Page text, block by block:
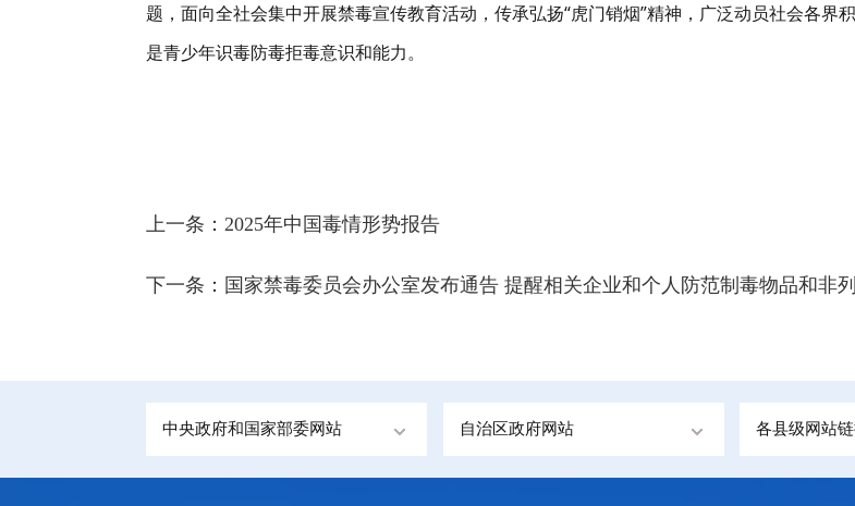
题，面向全社会集中开展禁毒宣传教育活动，传承弘扬“虎门销烟”精神，广泛动员社会各
是青少年识毒防毒拒毒意识和能力。
上一条：2025年中国毒情形势报告
下一条： 国家禁毒委员会办公室发布通告 提醒相关企业和个人防范制毒物品和非
中央政府和国家部委网站 自治区政府网站 各县级网站